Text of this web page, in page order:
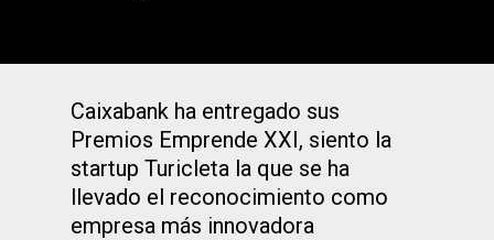
Caixabank ha entregado sus
Premios Emprende XXI, siento la
startup Turicleta la que se ha
llevado el reconocimiento como
empresa más innovadora